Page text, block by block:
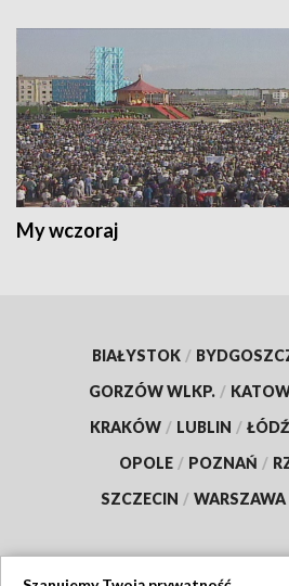
My wczoraj
BIAŁYSTOK /
GORZÓW WLKP. /
KRAKÓW / LUBLIN / ŁÓDŹ
OPOLE / POZNAŃ /
SZCZECIN / WARSZAWA